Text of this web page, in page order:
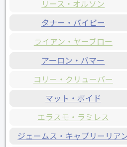
リース・オルソン
タナー・バイビー
ライアン・ヤーブロー
アーロン・バマー
コリー・クリューバー
マット・ボイド
エラスモ・ラミレス
ジェームス・キャプリーリア